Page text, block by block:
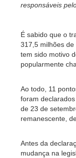
responsáveis
É sabido que o
317,5 milhões
tem sido motivo
popularmente
Ao todo, 11
foram
de 23 de
remanescente,
Antes da
mudança na